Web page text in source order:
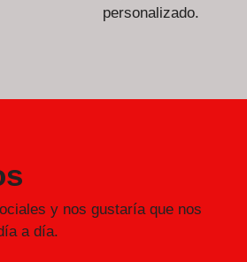
personalizado.
y nos gustaría que nos
a día.